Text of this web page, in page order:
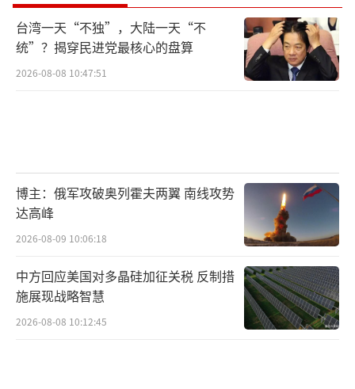
台湾一天“不独”，大陆一天“不
统”？揭穿民进党最核心的盘算
2026-08-08 10:47:51
博主：俄军攻破奥列霍夫两翼 南线攻势
达高峰
2026-08-09 10:06:18
中方回应美国对多晶硅加征关税 反制措
施展现战略智慧
2026-08-08 10:12:45